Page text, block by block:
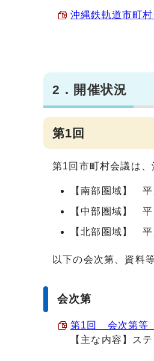
沖縄鉄軌道市町
2．開催状況
第1回
第1回市町村会議は、
【南部圏域】
【中部圏域】
【北部圏域】
以下の会次第、資料
会次第
第1回 会次第等
【主な内容】ス